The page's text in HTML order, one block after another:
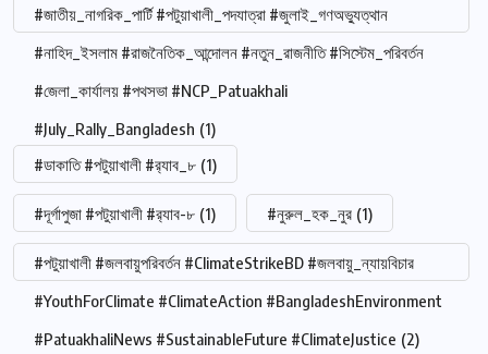
#জাতীয়_নাগরিক_পার্টি #পটুয়াখালী_পদযাত্রা #জুলাই_গণঅভ্যুত্থান
#নাহিদ_ইসলাম #রাজনৈতিক_আন্দোলন #নতুন_রাজনীতি #সিস্টেম_পরিবর্তন
#জেলা_কার্যালয় #পথসভা #NCP_Patuakhali
#July_Rally_Bangladesh (1)
#ডাকাতি #পটুয়াখালী #র‍্যাব_৮ (1)
#দূর্গাপুজা #পটুয়াখালী #র‍্যাব-৮ (1) #নুরুল_হক_নুর (1)
#পটুয়াখালী #জলবায়ুপরিবর্তন #ClimateStrikeBD #জলবায়ু_ন্যায়বিচার
#YouthForClimate #ClimateAction #BangladeshEnvironment
#PatuakhaliNews #SustainableFuture #ClimateJustice (2)